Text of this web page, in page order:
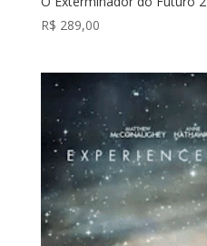
R$ 289,00